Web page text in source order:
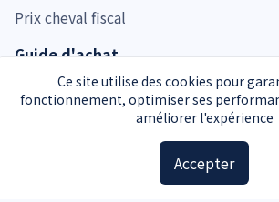
Ce site utilise des cookies pour
fonctionnement, optimiser ses
améliorer l'expérience
Accepter
Prix cheval fiscal
Guide d'achat
Guide voiture d'occasion
Guide moto d'occasion
Guide voiture d'occasion